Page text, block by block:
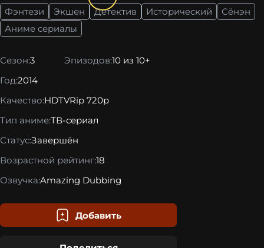
Фэнтези Экшен Детектив Исторический
Сёнэн
Аниме сериалы
Сезон:3 Эпизодов:10 из 10+
Год:2014
Качество:HDTVRip 720p
Тип аниме:ТВ-сериал
Статус:Завершён
Возрастной рейтинг:18
Озвучка:Amazing Dubbing
Добавить